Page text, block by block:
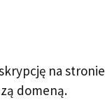
na stronie
domeną.